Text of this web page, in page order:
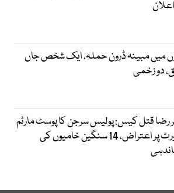
میں مبینہ ڈرون حملہ، ایک شخص جاں
دو زخمی
رضا قتل کیس: پولیس سرجن کا پوسٹ مارٹم
رپورٹ پر اعتراض، 14 سنگین خامیوں کی